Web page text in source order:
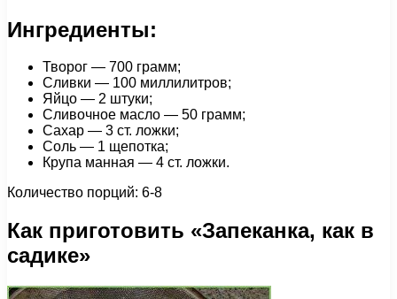
Ингредиенты:
Творог — 700 грамм;
Сливки — 100 миллилитров;
Яйцо — 2 штуки;
Сливочное масло — 50 грамм;
Сахар — 3 ст. ложки;
Соль — 1 щепотка;
Крупа манная — 4 ст. ложки.
Количество порций: 6-8
Как приготовить «Запеканка, как в
садике»